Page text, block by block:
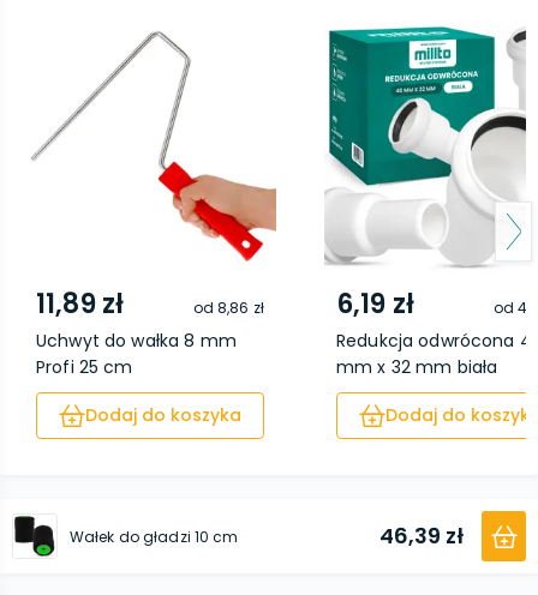
11,89 zł od8,86 zł
Uchwyt do wałka 8 mm
Profi 25 cm
Dodaj do koszyka
6,19 zł od
Redukcja odwrócona
mm x 32 mm biała
Dodaj do
Wałek do gładzi 10 cm 46,39 zł